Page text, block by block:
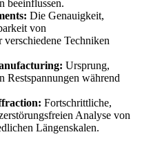
beeinflussen.
Die Genauigkeit,
von
verschiedene Techniken
Ursprung,
während
Fortschrittliche,
Analyse von
Längenskalen.